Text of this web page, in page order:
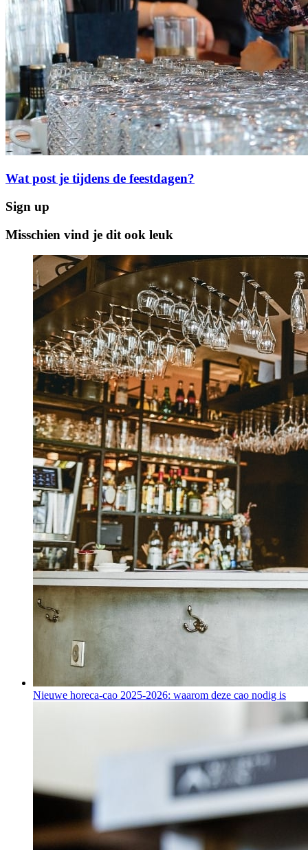
Wat post je tijdens de feestdagen?
Sign up
Misschien vind je dit ook leuk
Nieuwe horeca-cao 2025-2026: waarom deze cao nodig is